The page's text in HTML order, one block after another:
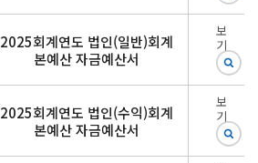
2025회계연도 법인(일반)회계
본예산 자금예산서
보
기
2025회계연도 법인(수익)회계
본예산 자금예산서
보
기